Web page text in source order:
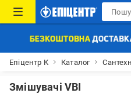
Епіцентр К Каталог
Змішувачі VBI